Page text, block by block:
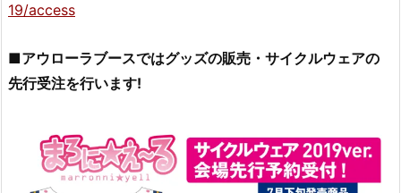
19/access
■アウローラブースではグッズの販売・サイクルウェアの
先行受注を行います!